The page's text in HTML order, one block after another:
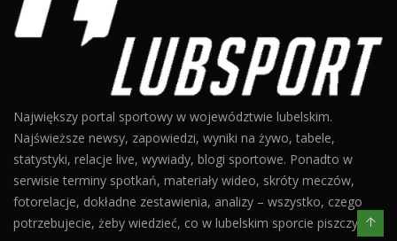
Największy portal sportowy w województwie lubelskim.
Najświeższe newsy, zapowiedzi, wyniki na żywo, tabele,
statystyki, relacje live, wywiady, blogi sportowe. Ponadto w
serwisie terminy spotkań, materiały wideo, skróty meczów,
fotorelacje, dokładne zestawienia, analizy – wszystko, czego
potrzebujecie, żeby wiedzieć, co w lubelskim sporcie piszczy.